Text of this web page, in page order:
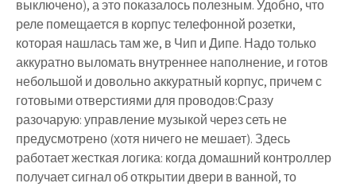
выключено), а это показалось полезным. Удобно, что
реле помещается в корпус телефонной розетки,
которая нашлась там же, в Чип и Дипе. Надо только
аккуратно выломать внутреннее наполнение, и готов
небольшой и довольно аккуратный корпус, причем с
готовыми отверстиями для проводов:Сразу
разочарую: управление музыкой через сеть не
предусмотрено (хотя ничего не мешает). Здесь
работает жесткая логика: когда домашний контроллер
получает сигнал об открытии двери в ванной, то